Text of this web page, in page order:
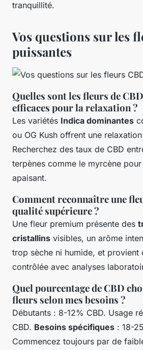
tranquillité.
Vos questions sur les
puissantes
Quelles sont les fleurs de
efficaces pour la relaxation ?
Les variétés Indica dominantes
ou OG Kush offrent une
Recherchez des taux de CBD
terpènes comme le myrcène
apaisant.
Comment reconnaître une
qualité supérieure ?
Une fleur premium présente des
cristallins visibles, un arôme
trop sèche ni humide, et provient
contrôlée avec analyses
Quel pourcentage de CBD
fleurs selon mes besoins ?
Débutants : 8-12% CBD. Usage
CBD. Besoins spécifiques : 18-
Commencez toujours par de